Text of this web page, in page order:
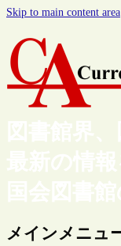
Skip to main content area
図書館界
最新の情
国会図書
メインメニュ